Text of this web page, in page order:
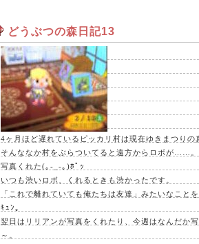
どうぶつの森日記13
4ヶ月ほど遅れているピッカリ村は現在ゆきまつりの
そんななか村をぶらついてると遠方からロボが……。
写真くれた(｡-_-｡)ﾎﾟｯ
いつも渋いロボ、くれるときも渋かったです。
「これで離れていても俺たちは友達」みたいなこと
ｷｭﾝ。
翌日はリリアンが写真をくれたり、今週はなんだか
～。